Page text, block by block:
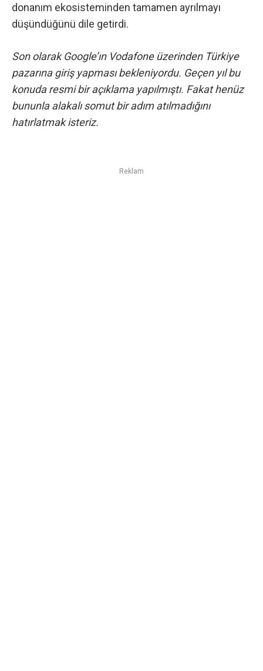
donanım ekosisteminden tamamen ayrılmayı
düşündüğünü dile getirdi.
Son olarakGoogle’ın Vodafone üzerinden Türkiye
pazarına giriş yapmasıbekleniyordu. Geçen yıl bu
konuda resmi bir açıklama yapılmıştı. Fakat henüz
bununla alakalı somut bir adım atılmadığını
hatırlatmak isteriz.
Reklam